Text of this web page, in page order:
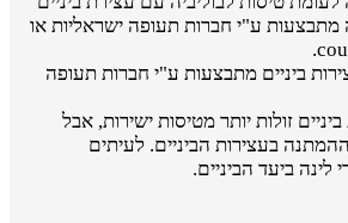
מתבצעות ע"י חברות תעופה ישראליות או
ביניים מתבצעות ע"י חברות תעופה
זולות יותר מטיסות ישירות, אבל
בעצירות הביניים. לעיתים
לינה ביעד הביניים.